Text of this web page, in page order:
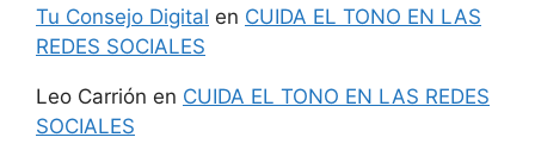
Tu Consejo Digital en CUIDA EL TONO EN LAS
REDES SOCIALES
Leo Carrión en CUIDA EL TONO EN LAS REDES
SOCIALES